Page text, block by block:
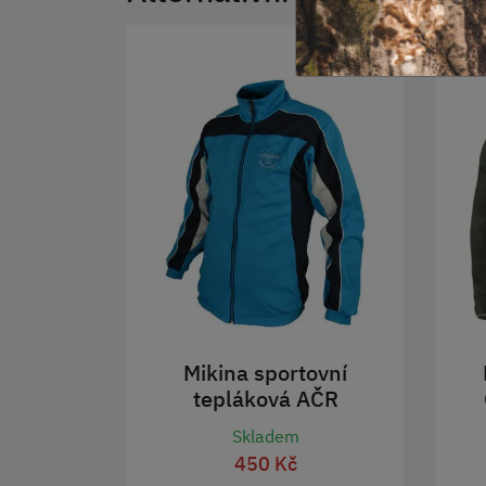
Mikina sportovní
tepláková AČR
Skladem
450 Kč
TOP